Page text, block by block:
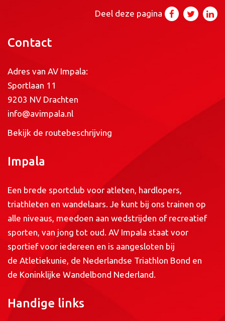
Deel deze pagina
Contact
Adres van AV Impala:
Sportlaan 11
9203 NV Drachten
info@avimpala.nl
Bekijk de routebeschrijving
Impala
Een brede sportclub voor atleten, hardlopers,
triathleten en wandelaars. Je kunt bij ons trainen op
alle niveaus, meedoen aan wedstrijden of recreatief
sporten, van jong tot oud. AV Impala staat voor
sportief voor iedereen en is aangesloten bij
de Atletiekunie, de Nederlandse Triathlon Bond en
de Koninklijke Wandelbond Nederland.
Handige links